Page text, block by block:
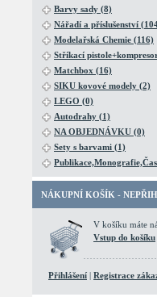
Barvy sady (8)
Nářadí a příslušenství
Modelařská Chemie (116)
Stříkací
Matchbox (16)
SIKU kovové modely (2)
LEGO (0)
Autodrahy (1)
NA OBJEDNÁVKU (0)
Sety s barvami (1)
NÁKUPNÍ KOŠÍK -
V košíku máte
Vstup do košíku
Přihlášení | Registrace